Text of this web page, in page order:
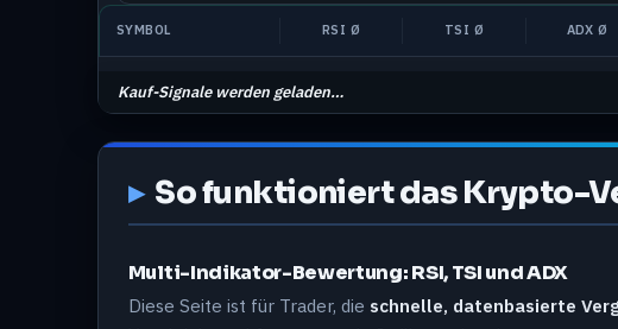
SYMBOL RSI Ø TSI Ø ADX Ø
Kauf-Signale werden geladen…
So funktioniert das Krypto-
Multi-Indikator-Bewertung: RSI, TSI und ADX
Diese Seite ist für Trader, die schnelle, datenbasierte